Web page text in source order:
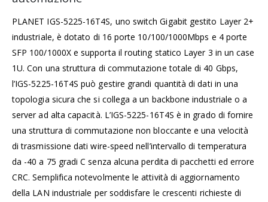
PLANET IGS-5225-16T4S, uno switch Gigabit gestito Layer 2+
industriale, è dotato di 16 porte 10/100/1000Mbps e 4 porte
SFP 100/1000X e supporta il routing statico Layer 3 in un case
1U. Con una struttura di commutazione totale di 40 Gbps,
l’IGS-5225-16T4S può gestire grandi quantità di dati in una
topologia sicura che si collega a un backbone industriale o a
server ad alta capacità. L’IGS-5225-16T4S è in grado di fornire
una struttura di commutazione non bloccante e una velocità
di trasmissione dati wire-speed nell’intervallo di temperatura
da -40 a 75 gradi C senza alcuna perdita di pacchetti ed errore
CRC. Semplifica notevolmente le attività di aggiornamento
della LAN industriale per soddisfare le crescenti richieste di